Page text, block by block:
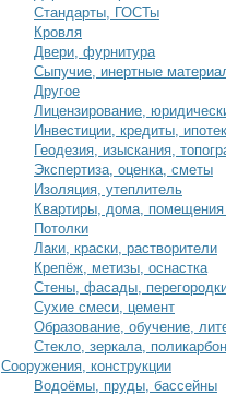
Стандарты, ГОСТы
Кровля
Двери, фурнитура
Сыпучие, инертные
Другое
Лицензирование,
Инвестиции, кредиты,
Геодезия, изыскания,
Экспертиза, оценка, сметы
Изоляция, утеплитель
Квартиры, дома,
Потолки
Лаки, краски, растворители
Крепёж, метизы, оснастка
Стены, фасады,
Сухие смеси, цемент
Образование, обучение,
Стекло, зеркала,
Сооружения, конструкции
Водоёмы, пруды, бассейны